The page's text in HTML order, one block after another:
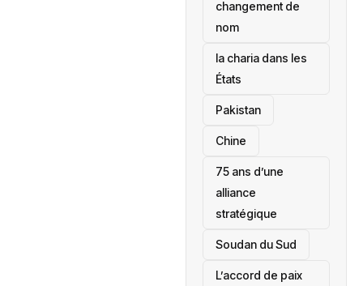
changement de
nom
la charia dans les
États
‎Pakistan
Chine
75 ans d’une
alliance
stratégique
‎Soudan du Sud
L’accord de paix